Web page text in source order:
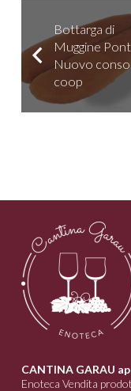
Bottarga di
Muggine
Nuovo
coop
CANTINA GARAU
Enoteca Vendita